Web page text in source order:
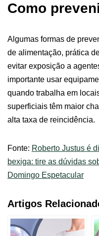
Como
Algumas formas de
de alimentação, prática
evitar exposição a
importante usar
quando trabalha em
superficiais têm maior
alta taxa de reincidência.
Fonte: Roberto Justus é
bexiga: tire as dúvidas
Domingo Espetacular
Artigos